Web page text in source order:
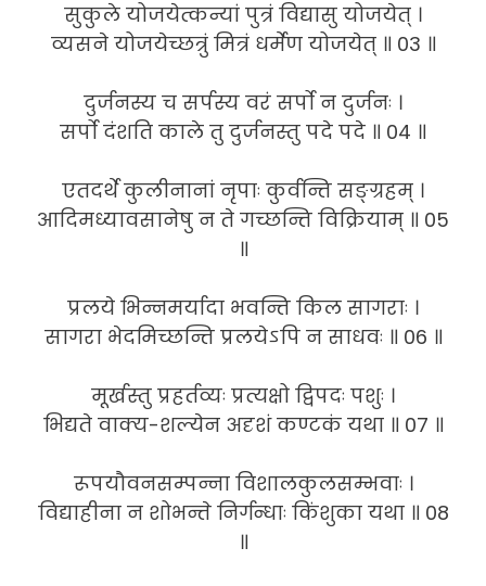
सुकुले योजयेत्कन्यां पुत्रं विद्यासु योजयेत् ।
व्यसने योजयेच्छत्रुं मित्रं धर्मेण योजयेत् ॥ 03 ॥
दुर्जनस्य च सर्पस्य वरं सर्पो न दुर्जनः ।
सर्पो दंशति काले तु दुर्जनस्तु पदे पदे ॥ 04 ॥
एतदर्थे कुलीनानां नृपाः कुर्वन्ति सङ्ग्रहम् ।
आदिमध्यावसानेषु न ते गच्छन्ति विक्रियाम् ॥ 05
॥
प्रलये भिन्नमर्यादा भवन्ति किल सागराः ।
सागरा भेदमिच्छन्ति प्रलयेऽपि न साधवः ॥ 06 ॥
मूर्खस्तु प्रहर्तव्यः प्रत्यक्षो द्विपदः पशुः ।
भिद्यते वाक्य-शल्येन अदृशं कण्टकं यथा ॥ 07 ॥
रूपयौवनसम्पन्ना विशालकुलसम्भवाः ।
विद्याहीना न शोभन्ते निर्गन्धाः किंशुका यथा ॥ 08
॥